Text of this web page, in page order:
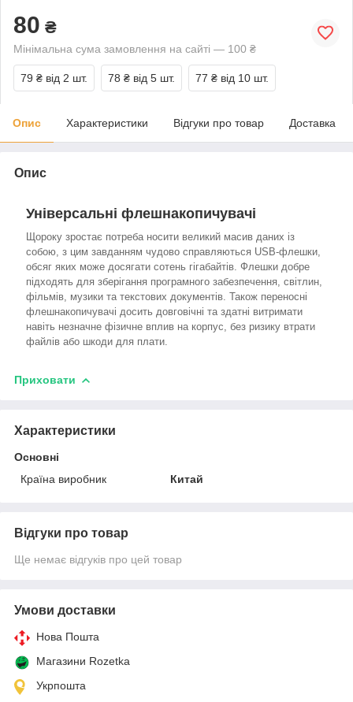
80 ₴
Мінімальна сума замовлення на сайті — 100 ₴
79 ₴ від 2 шт. 78 ₴ від 5 шт. 77 ₴ від 10 шт.
Опис Характеристики Відгуки про товар Доставка
Опис
Універсальні флешнакопичувачі
Щороку зростає потреба носити великий масив даних із
собою, з цим завданням чудово справляються USB-флешки,
обсяг яких може досягати сотень гігабайтів. Флешки добре
підходять для зберігання програмного забезпечення, світлин,
фільмів, музики та текстових документів. Також переносні
флешнакопичувачі досить довговічні та здатні витримати
навіть незначне фізичне вплив на корпус, без ризику втрати
файлів або шкоди для плати.
Приховати
Характеристики
Основні
Країна виробник
Китай
Відгуки про товар
Ще немає відгуків про цей товар
Умови доставки
Нова Пошта
Магазини Rozetka
Укрпошта